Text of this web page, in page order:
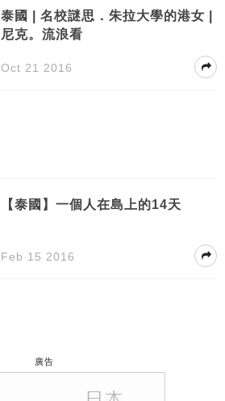
泰國 | 名校謎思．朱拉大學的港女 |
尼克。流浪看
Oct 21 2016
【泰國】一個人在島上的14天
Feb 15 2016
廣告